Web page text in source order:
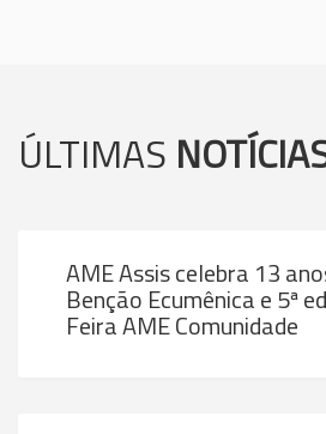
ÚLTIMAS
AME Assis celebra 13
Benção Ecumênica e 5ª
Feira AME Comunidade